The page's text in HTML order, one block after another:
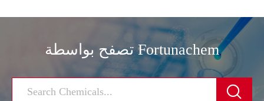
تصفح بواسطة Fortunachem
